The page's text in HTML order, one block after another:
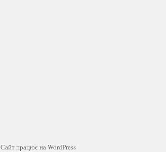
Сайт працює на WordPress